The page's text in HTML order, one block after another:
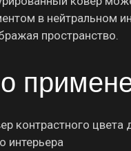
в нейтральном
пространство.
контрастного цвета
интерьера